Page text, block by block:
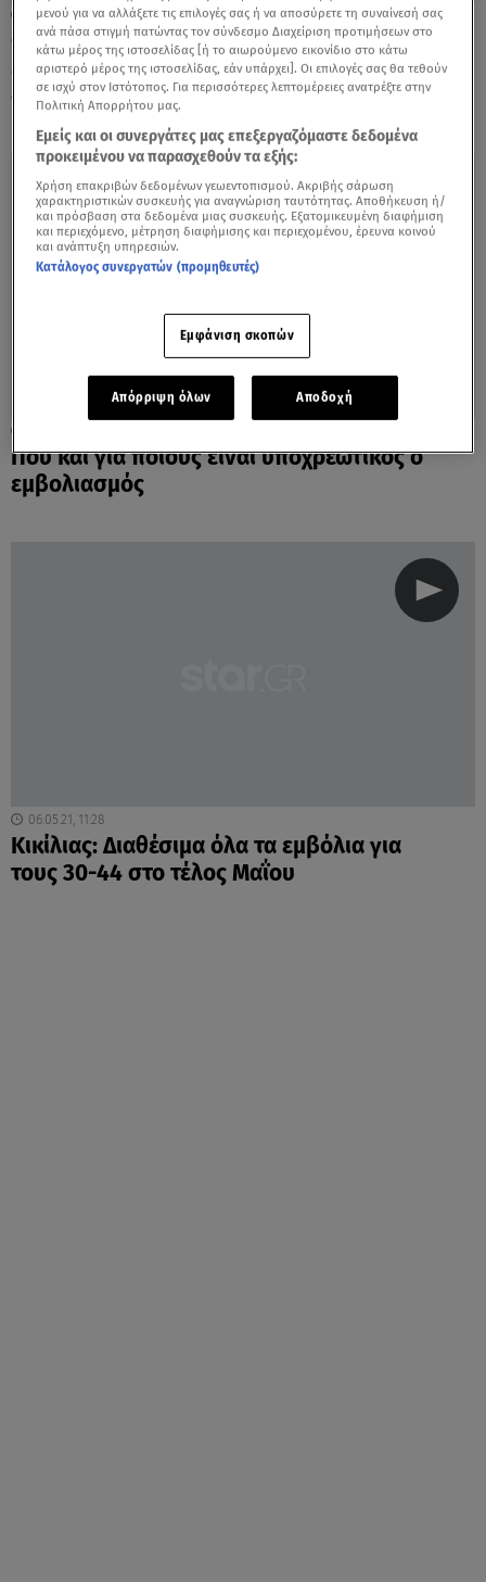
30.11.21, 23:59
Ο Πετράκος για τον υποχρεωτικό
εμβολιασμό: «Έχουμε επίσημα
δικτατορία»
Πού και για ποιους είναι υποχρεωτικός ο
εμβολιασμός
06.05.21, 11:28
Κικίλιας: Διαθέσιμα όλα τα εμβόλια για
τους 30-44 στο τέλος Μαΐου
μενού για να αλλάξετε τις επιλογές σας ή να αποσύρετε τη συναίνεσή σας
ανά πάσα στιγμή πατώντας τον σύνδεσμο Διαχείριση προτιμήσεων στο
κάτω μέρος της ιστοσελίδας [ή το αιωρούμενο εικονίδιο στο κάτω
αριστερό μέρος της ιστοσελίδας, εάν υπάρχει]. Οι επιλογές σας θα τεθούν
σε ισχύ στον Ιστότοπος. Για περισσότερες λεπτομέρειες ανατρέξτε στην
Πολιτική Απορρήτου μας.
Εμείς και οι συνεργάτες μας επεξεργαζόμαστε δεδομένα
προκειμένου να παρασχεθούν τα εξής:
Χρήση επακριβών δεδομένων γεωεντοπισμού. Ακριβής σάρωση
χαρακτηριστικών συσκευής για αναγνώριση ταυτότητας. Αποθήκευση ή/
και πρόσβαση στα δεδομένα μιας συσκευής. Εξατομικευμένη διαφήμιση
και περιεχόμενο, μέτρηση διαφήμισης και περιεχομένου, έρευνα κοινού
και ανάπτυξη υπηρεσιών.
Κατάλογος συνεργατών (προμηθευτές)
Εμφάνιση σκοπών
Απόρριψη όλων Αποδοχή